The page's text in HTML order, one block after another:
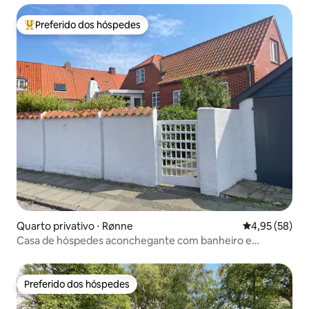
Entre os melhores preferidos dos hóspedes
Preferido dos hóspedes
Quarto privativo ⋅ Rønne 4,95 de uma
4,95 (58)
Casa de hóspedes aconchegante com banheiro e
Preferido dos hóspedes
Preferido dos hóspedes